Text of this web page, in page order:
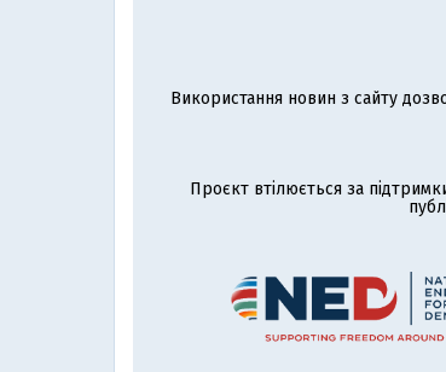
Використання новин з сайту
Проєкт втілюється за